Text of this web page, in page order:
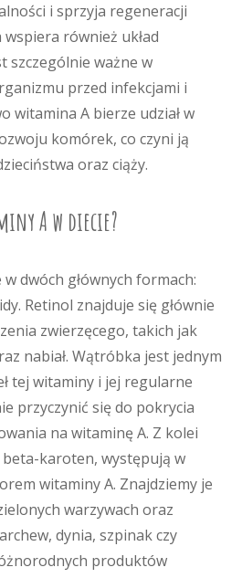
i sprzyja regeneracji
również układ
szczególnie ważne w
przed infekcjami i
witamina A bierze udział w
komórek, co czyni ją
oraz ciąży.
A w diecie?
dwóch głównych formach:
Retinol znajduje się głównie
zwierzęcego, takich jak
nabiał. Wątróbka jest jednym
tej witaminy i jej regularne
przyczynić się do pokrycia
na witaminę A. Z kolei
karoten, występują w
witaminy A. Znajdziemy je
warzywach oraz
dynia, szpinak czy
produktów